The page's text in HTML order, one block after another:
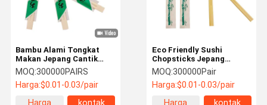
Eco Friendly Sushi
Chopsticks Jepang
Kenyamanan dan
kegunaan Custom
Chopsticks Bambu
MOQ:300000Pair
Harga:$0.01-0.03/pair
Bambu Alami Tongkat
Makan Jepang Cantik
Penyimpanan Mudah
Berkelanjutan
MOQ:300000PAIRS
Harga:$0.01-0.03/pair